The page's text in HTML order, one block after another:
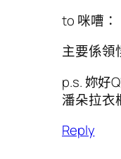
to 咪嘈：
主要係領
p.s. 妳好
潘朵拉衣
Reply